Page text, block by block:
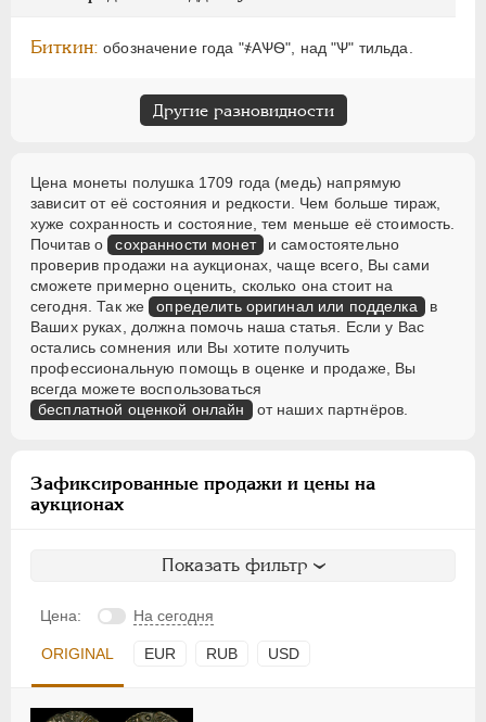
Биткин: обозначение года "҂АѰѲ", над "Ѱ" тильда.
Другие разновидности
Цена монеты полушка 1709 года (медь) напрямую
зависит от её состояния и редкости. Чем больше тираж,
хуже сохранность и состояние, тем меньше её стоимость.
Почитав о сохранности монет и самостоятельно
проверив продажи на аукционах, чаще всего, Вы сами
сможете примерно оценить, сколько она стоит на
сегодня. Так же определить оригинал или подделка в
Ваших руках, должна помочь наша статья. Если у Вас
остались сомнения или Вы хотите получить
профессиональную помощь в оценке и продаже, Вы
всегда можете воспользоваться
бесплатной оценкой онлайн от наших партнёров.
Зафиксированные продажи и цены на
аукционах
Показать фильтр
Цена: На сегодня
ORIGINAL EUR RUB USD